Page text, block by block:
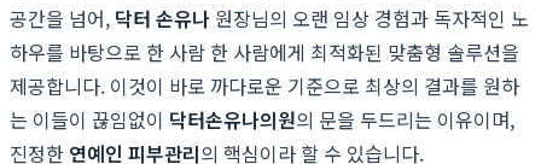
공간을 넘어, 닥터 손유나 원장님의 오랜 임상 경험과 독자적인 노
하우를 바탕으로 한 사람 한 사람에게 최적화된 맞춤형 솔루션을
제공합니다. 이것이 바로 까다로운 기준으로 최상의 결과를 원하
는 이들이 끊임없이 닥터손유나의원의 문을 두드리는 이유이며,
진정한 연예인 피부관리의 핵심이라 할 수 있습니다.